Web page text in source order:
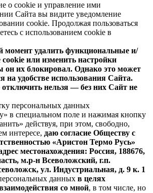
о cookie и управление ими
Сайта вы видите уведомление
cookie. Продолжая пользоваться
с использованием cookie в
удалить функциональные и/
или изменить настройки
он их блокировал. Однако это может
на удобстве использования Сайта.
отключить нельзя — без них Сайт не
персональных данных
в специальном поле и нажимая кнопку
действуя, при этом, свободно,
интересе, даю согласие Обществу с
«Аристон Термо Русь»
местонахождения: Россия, 188676,
м.р-н Всеволожский, г.п.
ул. Индустриальная, д. 9 к. 1
данных в целях
со мной, в том числе, но